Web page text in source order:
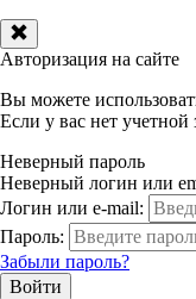
Авторизация на сайте
Вы можете
Если у вас нет учетной
Неверный пароль
Неверный логин или
Логин или e-mail:
Пароль:
Забыли пароль?